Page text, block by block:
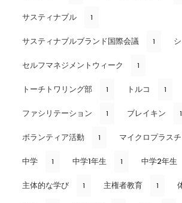
サスティナブル 1
サスティナブルブランド国際会議 1
セルフマネジメントウィーク 1
トーチトワリング部 1 トルコ 1
ファシリテーション 1 ブレイキン 1
ボランティア活動 1 マイクロプラス
中学 1 中学1年生 1 中学2年生
主体的な学び 1 主権者教育 1